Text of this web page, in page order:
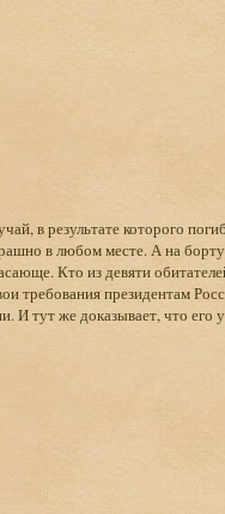
в результате которого
в любом месте. А на
Кто из девяти
требования президентам
И тут же доказывает, что